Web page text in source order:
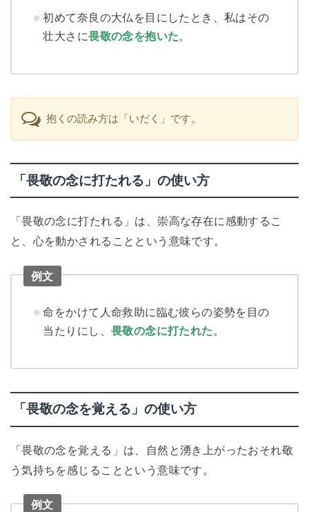
初めて奈良の大仏を目にしたとき、私はその
壮大さに畏敬の念を抱いた。
抱くの読み方は「いだく」です。
「畏敬の念に打たれる」の使い方
「畏敬の念に打たれる」は、崇高な存在に感動するこ
と、心を動かされることという意味です。
例文
命をかけて人命救助に臨む彼らの姿勢を目の
当たりにし、 畏敬の念に打たれた 。
「畏敬の念を覚える」の使い方
「畏敬の念を覚える」は、自然と湧き上がったおそれ敬
う気持ちを感じることという意味です。
例文